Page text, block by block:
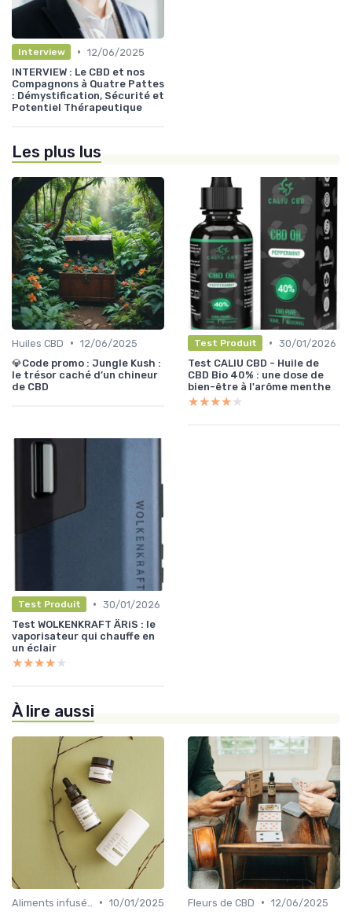
Interview • 12/06/2025
INTERVIEW : Le CBD et nos
Compagnons à Quatre Pattes
: Démystification, Sécurité et
Potentiel Thérapeutique
Les plus lus
Huiles CBD • 12/06/2025
💎Code promo : Jungle Kush :
le trésor caché d’un chineur
de CBD
Test Produit • 30/01/2026
Test CALIU CBD - Huile de
CBD Bio 40% : une dose de
bien-être à l'arôme menthe
★★★★★
★★★★★
Test Produit • 30/01/2026
Test WOLKENKRAFT ÄRiS : le
vaporisateur qui chauffe en
un éclair
★★★★★
★★★★★
À lire aussi
• 10/01/2025
Fleurs de CBD • 12/06/2025